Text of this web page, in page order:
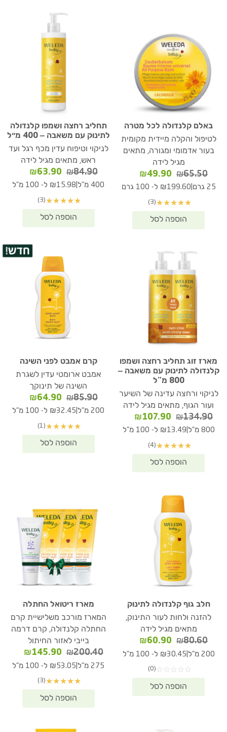
באלם קלנדולה לכל מטרה
לטיפול והקלה מיידית מקומית
בעור אדמומי ומגורה, מתאים
מגיל לידה
₪65.50
המחיר
המקורי
₪65.50.
₪49.90
המחיר
הנוכחי
25 גרם ₪199.60 ל- 100 גרם
★
★
★
★
★
(3)
תחליב רחצה ושמפו קלנדולה
לתינוק עם משאבה – 400 מ״ל
לניקוי וטיפוח עדין מכף רגל ועד
ראש, מתאים מגיל לידה
₪84.90
המחיר
המקורי
₪84.90.
₪63.90
הנוכחי
400 מ"ל ₪15.98 ל- 100 מ"ל
★
★
★
★
★
(3)
מארז זוג תחליב רחצה ושמפו
קלנדולה לתינוק עם משאבה –
800 מ”ל
לניקוי ורחצה עדינה של השיער
ועור הגוף, מתאים מגיל לידה
₪134.90
המחיר
המקורי
₪134.90.
₪107.90
המחיר
הנוכחי
800 מ"ל ₪13.49 ל- 100 מ"ל
★
★
★
★
★
(4)
קרם אמבט לפני השינה
אמבט ארומטי עדין לשגרת
השינה של תינוקך
₪85.90
המחיר
המקורי
₪85.90.
₪64.90
הנוכחי
200 מ"ל ₪32.45 ל- 100 מ"ל
★
★
★
★
★
(1)
חלב גוף קלנדולה לתינוק
להזנה ולחות לעור התינוק,
מתאים מגיל לידה
₪80.60
המחיר
המקורי
₪80.60.
₪60.90
המחיר
הנוכחי
200 מ"ל ₪30.45 ל- 100 מ"ל
☆
☆
☆
☆
☆
(0)
מארז ריטואל החתלה
המארז מורכב משלישיית קרם
החתלה קלנדולה, קרם דרמה
בייבי לאזור החיתול
₪200.40
המחיר
המקורי
₪200.40.
₪145.90
הנוכחי
275 מ"ל ₪53.05 ל- 100 מ"ל
★
★
★
★
★
(3)